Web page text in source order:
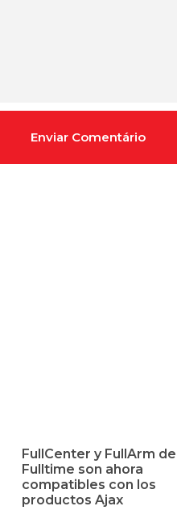
FullCenter y FullArm de
Fulltime son ahora
compatibles con los
productos Ajax